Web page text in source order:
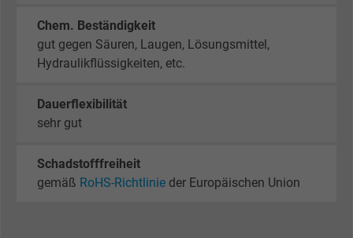
Chem. Beständigkeit
gut gegen Säuren, Laugen, Lösungsmittel,
Hydraulikflüssigkeiten, etc.
Dauerflexibilität
sehr gut
Schadstofffreiheit
gemäß RoHS-Richtlinie der Europäischen Union